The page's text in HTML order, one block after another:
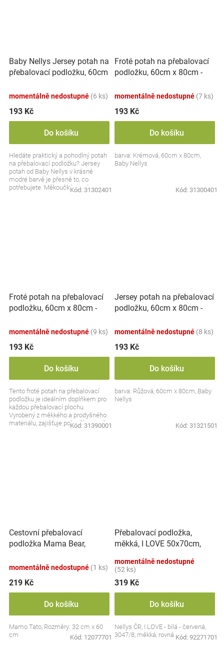
Baby Nellys Jersey potah na
přebalovací podložku, 60cm
momentálně nedostupné (6 ks)
193 Kč
Do košíku
Hledáte praktický a pohodlný potah
na přebalovací podložku? Jersey
potah od Baby Nellys v krásné
modré barvě je přesně to, co
potřebujete. Měkoučký, snadno
Kód: 31302401
Froté potah na přebalovací
podložku, 60cm x 80cm -
momentálně nedostupné (7 ks)
193 Kč
Do košíku
barva: Krémová, 60cm x 80cm,
Baby Nellys
Kód: 31300401
Froté potah na přebalovací
podložku, 60cm x 80cm -
momentálně nedostupné (9 ks)
193 Kč
Do košíku
Tento froté potah na přebalovací
podložku je ideálním doplňkem pro
každou přebalovací plochu.
Vyrobený z měkkého a prodyšného
materiálu, zajišťuje pohodlí pro vaše
Kód: 31390001
Jersey potah na přebalovací
podložku, 60cm x 80cm -
momentálně nedostupné (8 ks)
193 Kč
Do košíku
barva: Růžová, 60cm x 80cm, Baby
Nellys
Kód: 31321501
Cestovní přebalovací
podložka Mama Bear,
momentálně nedostupné (1 ks)
219 Kč
Do košíku
Mamo Tato, Rozměry: 32 cm x 60
cm
Kód: 12077701
Přebalovací podložka,
měkká, I LOVE 50x70cm,
momentálně nedostupné
(52 ks)
319 Kč
Do košíku
Nellys ČR, I LOVE - bílá - červená,
3047/8, měkká, rovná Kód: 92271701